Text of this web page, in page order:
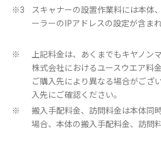
※3
スキャナーの設置作業料には本体
ーラーのIPアドレスの設定が含まれ
※
上記料金は、あくまでもキヤノン
株式会社におけるユースウエア料
ご購入先により異なる場合がござ
入先にご確認ください。
※
搬入手配料金、訪問料金は本体同
場合、本体の搬入手配料金、訪問